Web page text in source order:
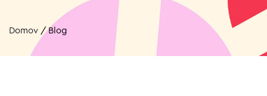
Domov /Blog